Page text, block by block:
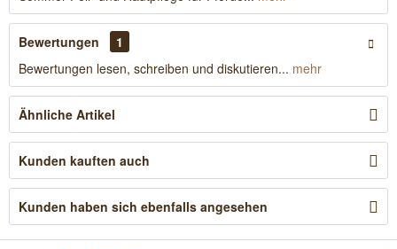
Bewertungen
1
Bewertungen lesen, schreiben und diskutieren... mehr
Ähnliche Artikel
Kunden kauften auch
Kunden haben sich ebenfalls angesehen